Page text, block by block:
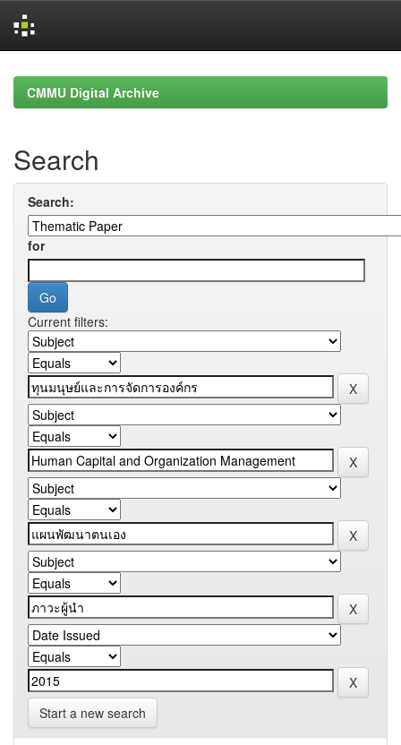
navigationCMMU Digital Archive
Search
Search:
for
Current filters:
Start a new search